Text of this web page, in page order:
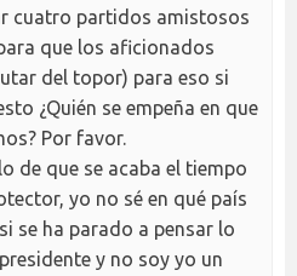
cuatro partidos amistosos
que los aficionados
del topor) para eso si
¿Quién se empeña en que
Por favor.
de que se acaba el tiempo
yo no sé en qué país
se ha parado a pensar lo
y no soy yo un